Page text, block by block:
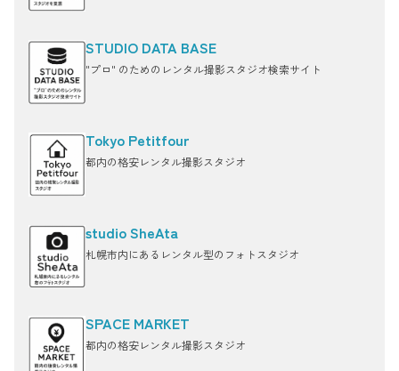
STUDIO DATA BASE
"プロ" のためのレンタル撮影スタジオ検索サイト
Tokyo Petitfour
都内の格安レンタル撮影スタジオ
studio SheAta
札幌市内にあるレンタル型のフォトスタジオ
SPACE MARKET
都内の格安レンタル撮影スタジオ